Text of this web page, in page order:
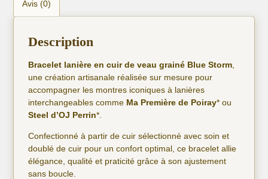
Avis (0)
Description
Bracelet lanière en cuir de veau grainé Blue Storm
une création artisanale réalisée sur mesure pour
accompagner les montres iconiques à lanières
interchangeables comme Ma Première de Poiray* ou
Steel d’OJ Perrin*.
Confectionné à partir de cuir sélectionné avec soin et
doublé de cuir pour un confort optimal, ce bracelet allie
élégance, qualité et praticité grâce à son ajustement
sans boucle.